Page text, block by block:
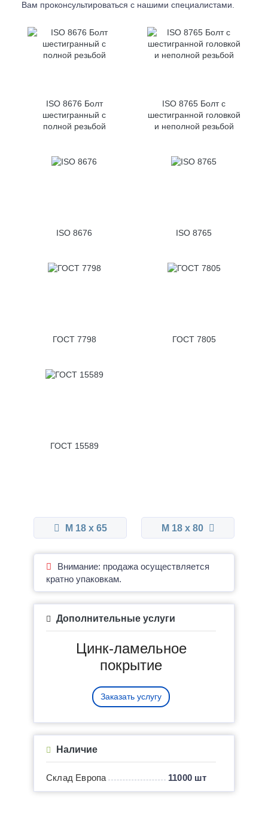
Вам проконсультироваться с нашими специалистами.
ISO 8676 Болт
шестигранный с
полной резьбой
ISO 8765 Болт с
шестигранной головкой
и неполной резьбой
ISO 8676 ISO 8765
ГОСТ 7798 ГОСТ 7805
ГОСТ 15589
М 18 x 65 М 18 x 80
Внимание: продажа осуществляется
кратно упаковкам.
Дополнительные услуги
Цинк-ламельное
покрытие
Заказать услугу
Наличие
Склад Европа 11000 шт